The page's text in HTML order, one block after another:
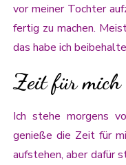
vor meiner Tochter
fertig zu machen.
das habe ich
Zeit für mich
Ich stehe morgens
genieße die Zeit für
aufstehen, aber dafür